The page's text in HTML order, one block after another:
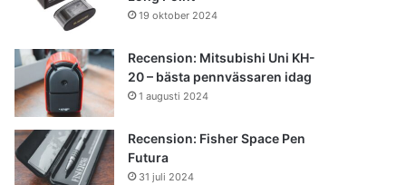
19 oktober 2024
Recension: Mitsubishi Uni KH-
20 – bästa pennvässaren idag
1 augusti 2024
Recension: Fisher Space Pen
Futura
31 juli 2024